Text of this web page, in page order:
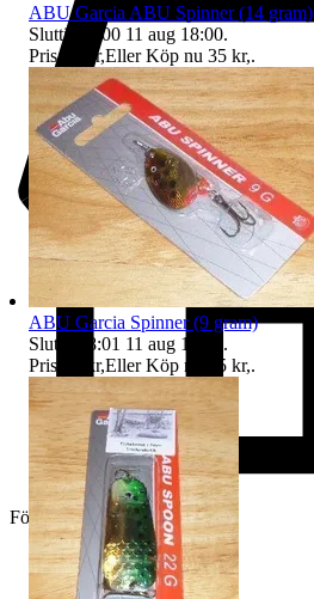
Företag
ABU Garcia ABU Spinner (14 gram)
Sluttid
18:00 11 aug 18:00.
Pris: 30 kr,Eller Köp nu 35 kr,.
ABU Garcia Spinner (9 gram)
Sluttid
18:01 11 aug 18:01 .
Pris:
25 kr,Eller Köp nu 35 kr,.